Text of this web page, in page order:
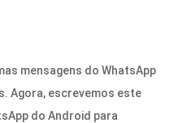
mensagens do WhatsApp
Agora, escrevemos este
do Android para